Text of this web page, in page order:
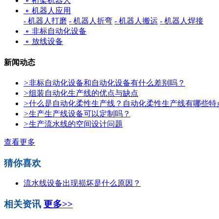
机器人应用
- 机器人打磨 - 机器人折弯 - 机器人搬运 - 机器人焊接
非标自动化设备
放线设备
新闻动态
>非标自动化设备和自动化设备有什么差别吗？
>组装自动化生产线的优点与缺点
>什么是自动化柔性生产线？自动化柔性生产线有哪些特
>生产生产线设备可以定制吗？
>生产流水线的空间设计问题
查看更多
猜你喜欢
流水线设备出现损坏是什么原因？
相关资讯 更多>>